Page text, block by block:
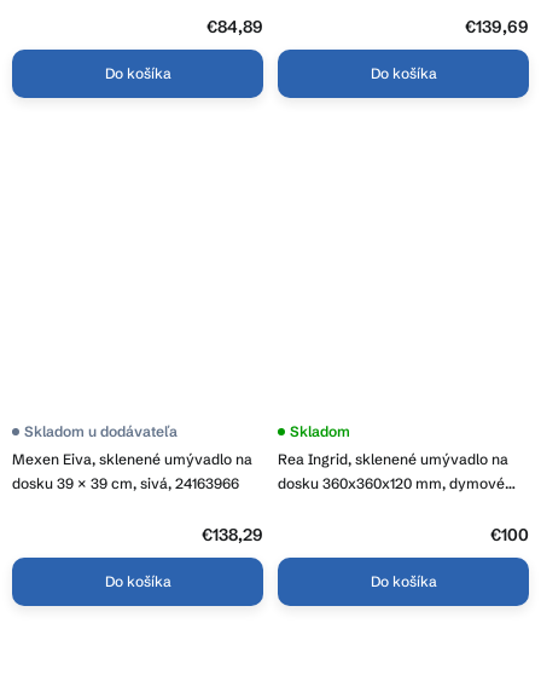
€84,89
Do košíka
€139,69
Do košíka
Mexen Eiva, sklenené umývadlo na
dosku 39 × 39 cm, sivá, 24163966
Skladom u dodávateľa
€138,29
Do košíka
Rea Ingrid, sklenené umývadlo na
dosku 360x360x120 mm, dymové
Skladom
€100
Do košíka